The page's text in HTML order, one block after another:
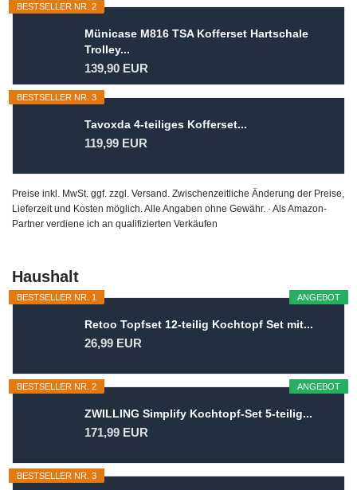
BESTSELLER NR. 2
Münicase M816 TSA Kofferset Hartschale
Trolley...
139,90 EUR
BESTSELLER NR. 3
Tavoxda 4-teiliges Kofferset...
119,99 EUR
Preise inkl. MwSt. ggf. zzgl. Versand. Zwischenzeitliche Änderung der Preise,
Lieferzeit und Kosten möglich. Alle Angaben ohne Gewähr. · Als Amazon-
Partner verdiene ich an qualifizierten Verkäufen
Haushalt
ANGEBOT
BESTSELLER NR. 1
Retoo Topfset 12-teilig Kochtopf Set mit...
26,99 EUR
ANGEBOT
BESTSELLER NR. 2
ZWILLING Simplify Kochtopf-Set 5-teilig...
171,99 EUR
BESTSELLER NR. 3